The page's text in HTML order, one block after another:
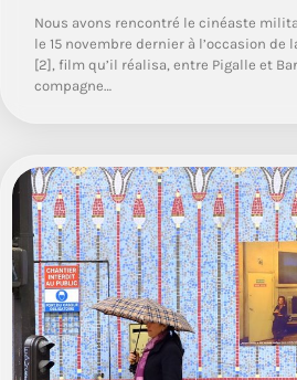
Nous avons rencontré le cinéaste
le 15 novembre dernier à l’occasion de
[2], film qu’il réalisa, entre Pigalle et
compagne…